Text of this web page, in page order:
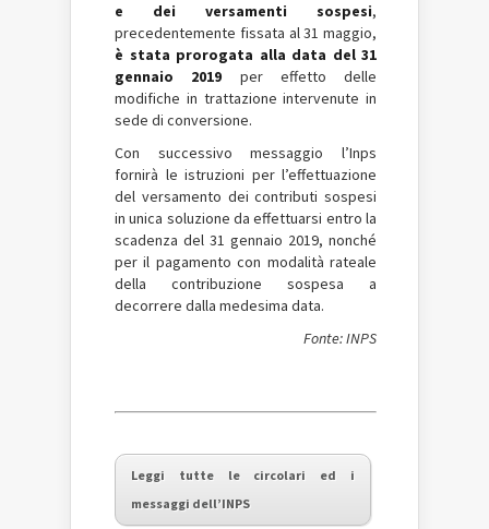
e dei versamenti sospesi,
precedentemente fissata al 31 maggio,
è stata prorogata alla data del 31
gennaio 2019 per effetto delle
modifiche in trattazione intervenute in
sede di conversione.
Con successivo messaggio l’Inps
fornirà le istruzioni per l’effettuazione
del versamento dei contributi sospesi
in unica soluzione da effettuarsi entro la
scadenza del 31 gennaio 2019, nonché
per il pagamento con modalità rateale
della contribuzione sospesa a
decorrere dalla medesima data.
Fonte: INPS
Leggi tutte le circolari ed i
messaggi dell’INPS